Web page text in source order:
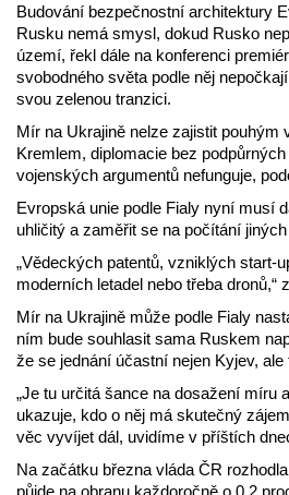
Budování bezpečnostní architektury
Rusku nemá smysl, dokud Rusko
území, řekl dále na konferenci
svobodného světa podle něj
svou zelenou tranzici.
Mír na Ukrajině nelze zajistit pouhým
Kremlem, diplomacie bez
vojenských argumentů nefunguje,
Evropská unie podle Fialy nyní musí
uhličitý a zaměřit se na počítání
„Vědeckých patentů, vzniklých start-
moderních letadel nebo třeba dronů,“
Mír na Ukrajině může podle Fialy
ním bude souhlasit sama Ruskem
že se jednání účastní nejen Kyjev, ale
„Je tu určitá šance na dosažení míru
ukazuje, kdo o něj má skutečný
věc vyvíjet dál, uvidíme v příštích
Na začátku března vláda ČR
půjde na obranu každoročně o 0,2